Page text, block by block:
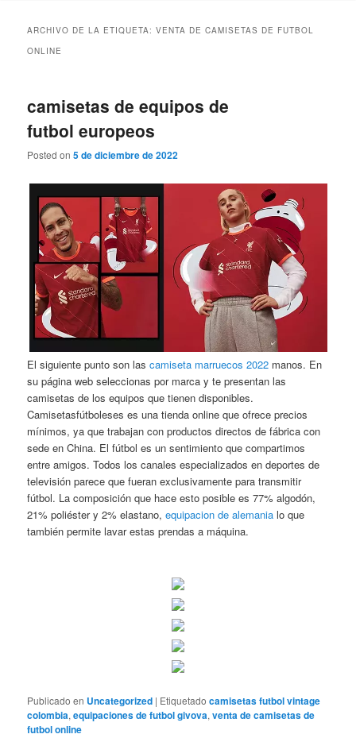
ARCHIVO DE LA ETIQUETA:VENTA DE CAMISETAS DE FUTBOL
ONLINE
camisetas de equipos de
futbol europeos
Posted on5 de diciembre de 2022
El siguiente punto son lascamiseta marruecos 2022 manos. En
su página web seleccionas por marca y te presentan las
camisetas de los equipos que tienen disponibles.
Camisetasfútboleses es una tienda online que ofrece precios
mínimos, ya que trabajan con productos directos de fábrica con
sede en China. El fútbol es un sentimiento que compartimos
entre amigos. Todos los canales especializados en deportes de
televisión parece que fueran exclusivamente para transmitir
fútbol. La composición que hace esto posible es 77% algodón,
21% poliéster y 2% elastano,equipacion de alemania lo que
también permite lavar estas prendas a máquina.
Publicado en Uncategorized | Etiquetado camisetas futbol vintage
colombia,equipaciones de futbol givova,venta de camisetas de
futbol online